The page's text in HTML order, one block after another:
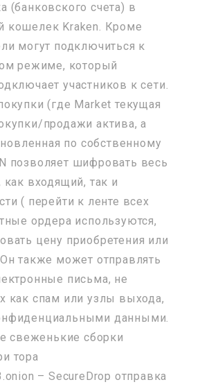
(банковского счета) в
кошелек Kraken. Кроме
могут подключиться к
режиме, который
участников к сети.
(где Market текущая
продажи актива, а
по собственному
позволяет шифровать весь
как входящий, так и
( перейти к ленте всех
ордера используются,
цену приобретения или
также может отправлять
письма, не
как спам или узлы выхода,
данными.
свеженькие сборки
тора
– SecureDrop отправка